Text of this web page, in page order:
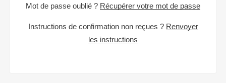
Mot de passe oublié ? Récupérer votre mot de passe
Instructions de confirmation non reçues ? Renvoyer
les instructions